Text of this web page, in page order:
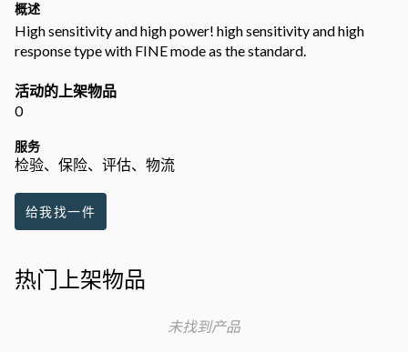
概述
High sensitivity and high power! high sensitivity and high
response type with FINE mode as the standard.
活动的上架物品
0
服务
检验、保险、评估、物流
给我找一件
热门上架物品
未找到产品